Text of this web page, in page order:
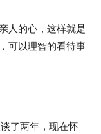
人的心，这样就是
可以理智的看待事
了两年，现在怀